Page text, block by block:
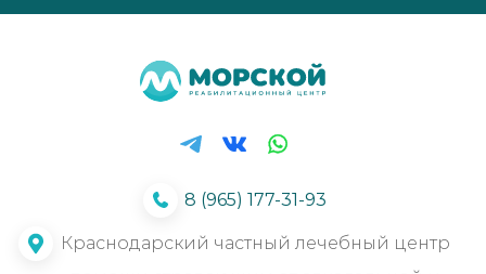
8 (965) 177-31-93
Краснодарский частный лечебный центр